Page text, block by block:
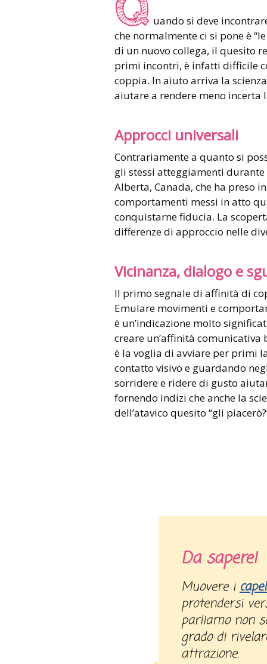
uando si deve
che normalmente ci si pone è
di un nuovo collega, il quesito
primi incontri, è infatti difficile
coppia. In aiuto arriva la
aiutare a rendere meno incerta
Approcci universali
Contrariamente a quanto si
gli stessi atteggiamenti
Alberta, Canada, che ha preso
comportamenti messi in atto
conquistarne fiducia. La
differenze di approccio nelle
Vicinanza, dialogo e
Il primo segnale di affinità di
Emulare movimenti e
è un’indicazione molto
creare un’affinità comunicativa
è la voglia di avviare per primi
contatto visivo e guardando
sorridere e ridere di gusto
fornendo indizi che anche la
dell’atavico quesito “gli
Da sapere!
Muovere i
protendersi
parliamo non
grado di
attrazione.